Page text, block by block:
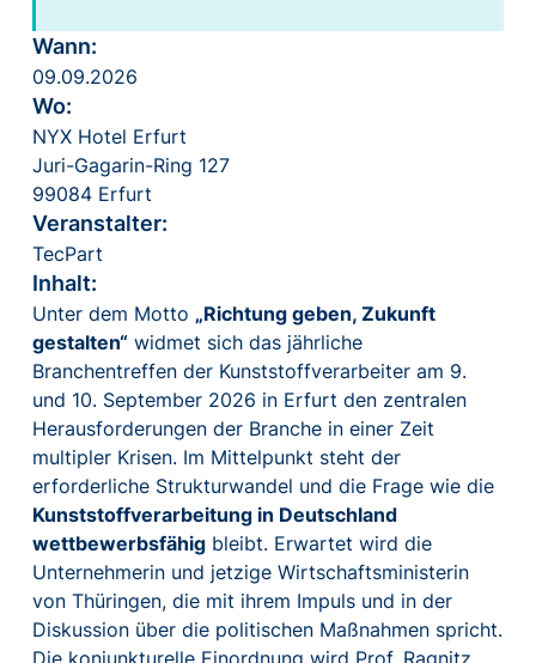
Wann:
09.09.2026
Wo:
NYX Hotel Erfurt
Juri-Gagarin-Ring 127
99084 Erfurt
Veranstalter:
TecPart
Inhalt:
Unter dem Motto „Richtung geben, Zukunft
gestalten“widmet sich das jährliche
Branchentreffen der Kunststoffverarbeiter am 9.
und 10. September 2026 in Erfurt den zentralen
Herausforderungen der Branche in einer Zeit
multipler Krisen. Im Mittelpunkt steht der
erforderliche Strukturwandel und die Frage wie die
Kunststoffverarbeitung in Deutschland
wettbewerbsfähigbleibt. Erwartet wird die
Unternehmerin und jetzige Wirtschaftsministerin
von Thüringen, die mit ihrem Impuls und in der
Diskussion über die politischen Maßnahmen spricht.
Die konjunkturelle Einordnung wird Prof. Ragnitz